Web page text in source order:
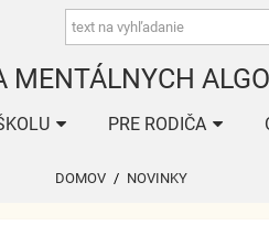
MENTÁLNYCH
PRE RODIČA
DOMOV / NOVINKY